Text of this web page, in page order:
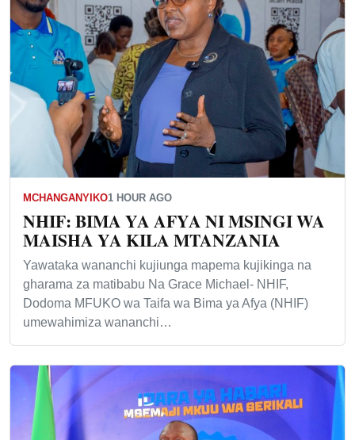
MCHANGANYIKO1 HOUR AGO
NHIF: BIMA YA AFYA NI MSINGI WA
MAISHA YA KILA MTANZANIA
Yawataka wananchi kujiunga mapema kujikinga na
gharama za matibabu Na Grace Michael- NHIF,
Dodoma MFUKO wa Taifa wa Bima ya Afya (NHIF)
umewahimiza wananchi…